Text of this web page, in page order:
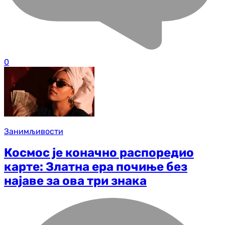
0
Занимљивости
Космос је коначно распоредио
карте: Златна ера почиње без
најаве за ова три знака